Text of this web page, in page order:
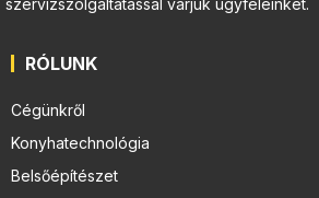
szervízszolgáltatással várjuk ügyfeleinket.
RÓLUNK
Cégünkről
Konyhatechnológia
Belsőépítészet